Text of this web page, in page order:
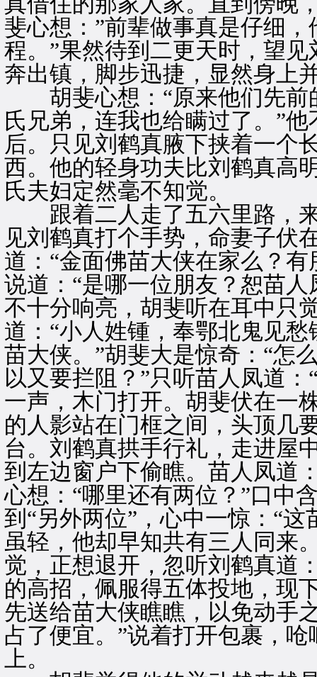
斐心想：”前辈做事真是仔细
程。”果然待到二更天时，望
奔出镇，脚步迅捷，显然身上
胡斐心想：“原来他们先前
氏兄弟，连我也给瞒过了。”
后。只见刘鹤真腋下挟着一个
西。他的轻身功夫比刘鹤真高
氏夫妇定然毫不知觉。
跟着二人走了五六里路，来
见刘鹤真打个手势，命妻子伏
道：“金面佛苗大侠在家么？
说道：“是哪一位朋友？恕苗
不十分响亮，胡斐听在耳中只
道：“小人姓锺，奉鄂北鬼见
苗大侠。”胡斐大是惊奇：“怎
以又要拦阻？”只听苗人凤道
一声，木门打开。胡斐伏在一
的人影站在门框之间，头顶几
台。刘鹤真拱手行礼，走进屋
到左边窗户下偷瞧。苗人凤道
心想：“哪里还有两位？”口中
到“另外两位”，心中一惊：“
虽轻，他却早知共有三人同来
觉，正想退开，忽听刘鹤真道
的高招，佩服得五体投地，现
先送给苗大侠瞧瞧，以免动手
占了便宜。”说着打开包裹，
上。